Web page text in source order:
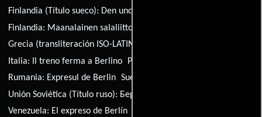
Finlandia (Título sueco): Den underjordiska ligan
Finlandia: Maanalainen salaliitto
Grecia (transliteración ISO-LATIN-1):
Italia:
Il treno ferma a Berlino Portugal:
Rumania: Expresul de Berlin Suecia:
Unión Soviética (Título ruso): Берлинский экспресс
Venezuela: El expreso de Berlín